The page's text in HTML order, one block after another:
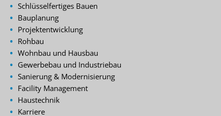
Schlüsselfertiges Bauen
Bauplanung
Projektentwicklung
Rohbau
Wohnbau und Hausbau
Gewerbebau und Industriebau
Sanierung & Modernisierung
Facility Management
Haustechnik
Karriere